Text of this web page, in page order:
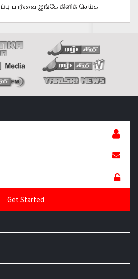
பார்வை இங்கே கிளிக் செய்க
இங்கே கிளிக் செய்க
இங்கே கிளிக் செய்க
இங்கே கிளிக் செய்க